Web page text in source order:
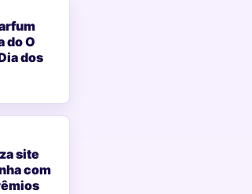
do O
dos
site
com